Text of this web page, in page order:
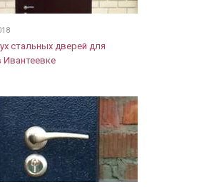
стальных дверей для
Ивантеевке